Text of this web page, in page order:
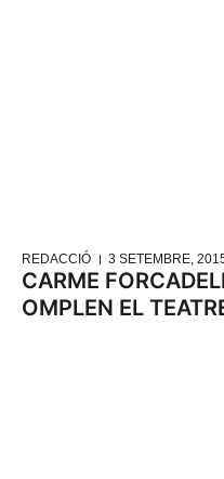
REDACCIÓ 3 SETEMBRE,
CARME
OMPLEN EL